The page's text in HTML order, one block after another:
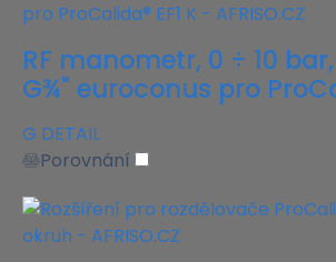
RF manometr, 0 ÷ 10
G¾" euroconus pro
G DETAIL
Porovnání